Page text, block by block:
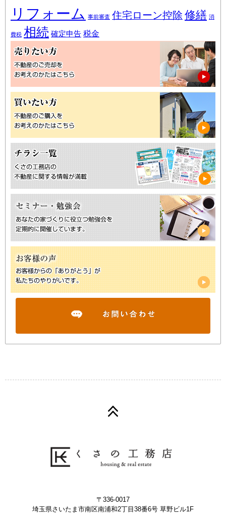
リフォーム 事前審査 住宅ローン控除 修繕 消
費税 相続 確定申告 税金
〒336-0017
埼玉県さいたま市南区南浦和2丁目38番6号 草野ビル1F